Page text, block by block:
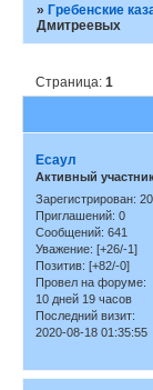
»Гребенские
Дмитреевых
Страница:1
Есаул
Активный
Зарегистрирован:
Приглашений: 0
Сообщений: 641
Уважение: [+26/-1]
Позитив: [+82/-0]
Провел на форуме:
10 дней 19 часов
Последний визит:
2020-08-18 01:35:55